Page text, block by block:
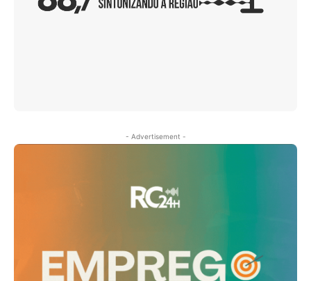
- Advertisement -